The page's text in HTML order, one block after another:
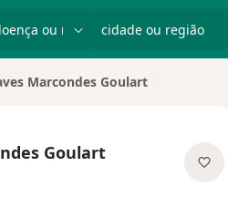
Marcondes Goulart
Goulart